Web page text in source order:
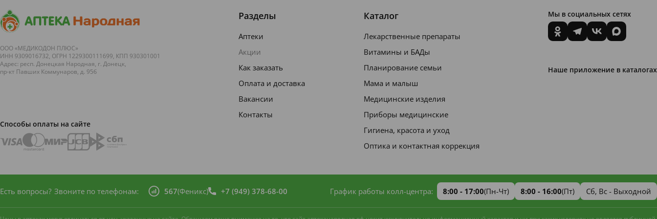
Glyceryl Stearate, ВHT, Pyrus Bretschneideri Fruit Extract, Carica Papaya Leaf Extract,
Moringa Oleifera Seed Oil, Butyrospermum Parkii Butter, Parfum, Propylene Glycol,
Sodium Benzoate, Benzyl Benzoate, CI 15985, CI 19140.
ООО «МЕДИКОДОН ПЛЮС»
ИНН 9309016732, ОГРН 1229300111699, КПП 930301001
Адрес: респ. Донецкая Народная, г. Донецк,
пр-кт Павших Коммунаров, д. 95б
Способы оплаты на сайте
Разделы
Аптеки
Акции
Как заказать
Оплата и доставка
Вакансии
Контакты
Каталог
Лекарственные препараты
Витамины и БАДы
Планирование семьи
Мама и малыш
Медицинские изделия
Приборы медицинские
Гигиена, красота и уход
Оптика и контактная коррекция
Мы в социальных сетях
Наше приложение в каталогах
Есть вопросы? Звоните по телефонам: 567(Феникс) +7 (949) 378-68-00 График работы колл-центра: 8:00 - 17:00(Пн-Чт) 8:00 - 16:00(Пт) Сб, Вс - Выходной